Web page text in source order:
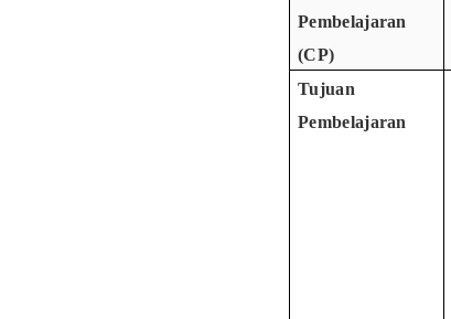
Pembelajaran
(CP)
Tujuan
Pembelajaran